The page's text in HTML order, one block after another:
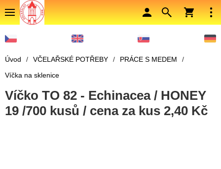
Úvod / VČELAŘSKÉ POTŘEBY / PRÁCE S MEDEM
/
Víčka na sklenice
Víčko TO 82 - Echinacea / HONEY
19 /700 kusů / cena za kus 2,40 Kč